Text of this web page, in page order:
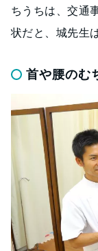
ちうちは、交通
状だと、城先生
首や腰のむ